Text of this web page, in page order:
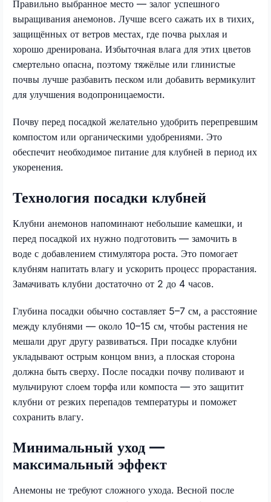
Правильно выбранное место — залог успешного
выращивания анемонов. Лучше всего сажать их в тихих,
защищённых от ветров местах, где почва рыхлая и
хорошо дренирована. Избыточная влага для этих цветов
смертельно опасна, поэтому тяжёлые или глинистые
почвы лучше разбавить песком или добавить вермикулит
для улучшения водопроницаемости.
Почву перед посадкой желательно удобрить перепревшим
компостом или органическими удобрениями. Это
обеспечит необходимое питание для клубней в период их
укоренения.
Технология посадки клубней
Клубни анемонов напоминают небольшие камешки, и
перед посадкой их нужно подготовить — замочить в
воде с добавлением стимулятора роста. Это помогает
клубням напитать влагу и ускорить процесс прорастания.
Замачивать клубни достаточно от 2 до 4 часов.
Глубина посадки обычно составляет 5–7 см, а расстояние
между клубнями — около 10–15 см, чтобы растения не
мешали друг другу развиваться. При посадке клубни
укладывают острым концом вниз, а плоская сторона
должна быть сверху. После посадки почву поливают и
мульчируют слоем торфа или компоста — это защитит
клубни от резких перепадов температуры и поможет
сохранить влагу.
Минимальный уход —
максимальный эффект
Анемоны не требуют сложного ухода. Весной после